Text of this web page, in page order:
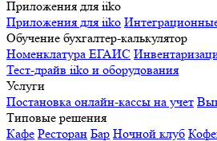
Приложения для iiko
Приложения для iiko
Обучение бухгалтер-калькулятор
Номенклатура ЕГАИС
Тест-драйв iiko и оборудования
Услуги
Постановка онлайн-кассы на учет
Типовые решения
Кафе Ресторан Бар Ночной клуб